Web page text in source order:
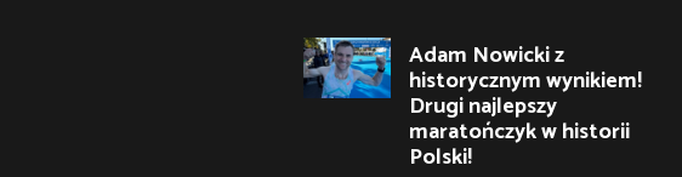
Adam Nowicki z
historycznym wynikiem!
Drugi najlepszy
maratończyk w historii
Polski!